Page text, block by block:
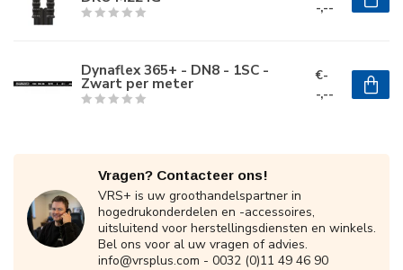
-,--
Dynaflex 365+ - DN8 - 1SC -
Zwart per meter
€-
-,--
Vragen? Contacteer ons!
VRS+ is uw groothandelspartner in
hogedrukonderdelen en -accessoires,
uitsluitend voor herstellingsdiensten en winkels.
Bel ons voor al uw vragen of advies.
info@vrsplus.com - 0032 (0)11 49 46 90